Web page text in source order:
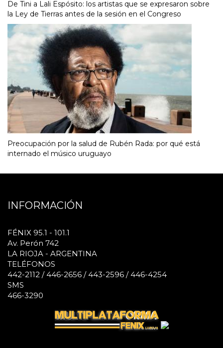
De Tini a Lali Espósito: los artistas que se expresaron sobre
la Ley de Tierras antes de la sesión en el Congreso
Preocupación por la salud de Rubén Rada: por qué está
internado el músico uruguayo
INFORMACIÓN
FÉNIX 95.1 - 101.1
Av. Perón 742
LA RIOJA - ARGENTINA
TELÉFONOS
442-2112 / 446-2656 / 443-2596 / 446-4254
SMS
466-3290